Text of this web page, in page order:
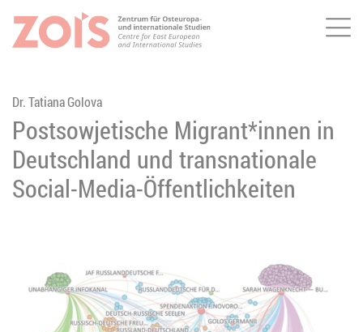
ZUM HAUPTINHALT SPRINGEN
ZUR SUCHE SPRINGEN
Dr. Tatiana Golova
Postsowjetische Migrant*innen in
Deutschland und transnationale
Social-Media-Öffentlichkeiten